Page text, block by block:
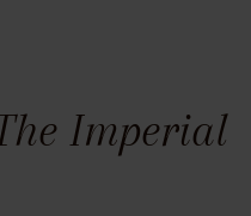
Imperial